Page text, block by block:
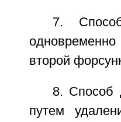
7.
второй
8. Способ
путем